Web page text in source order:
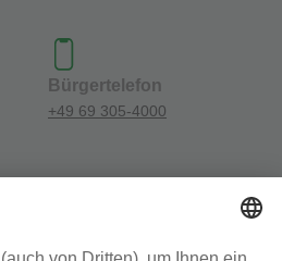
Bürgertelefon
+49 69 305-4000